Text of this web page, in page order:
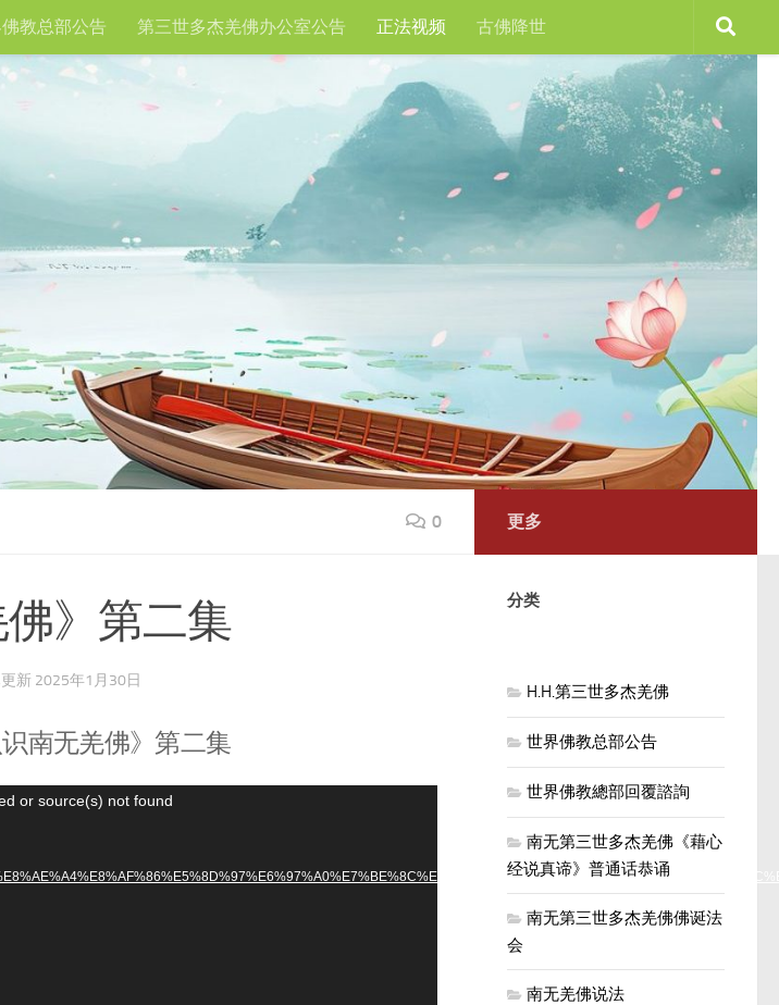
教总部公告 第三世多杰羌佛办公室公告 正法视频 古佛降世
0
佛》第二集
更新 2025年1月30日
识南无羌佛》第二集
or source(s) not found
更多
分类
H.H.第三世多杰羌佛
世界佛教总部公告
世界佛教總部回覆諮詢
南无第三世多杰羌佛《藉心
经说真谛》普通话恭诵
南无第三世多杰羌佛佛诞法
会
南无羌佛说法